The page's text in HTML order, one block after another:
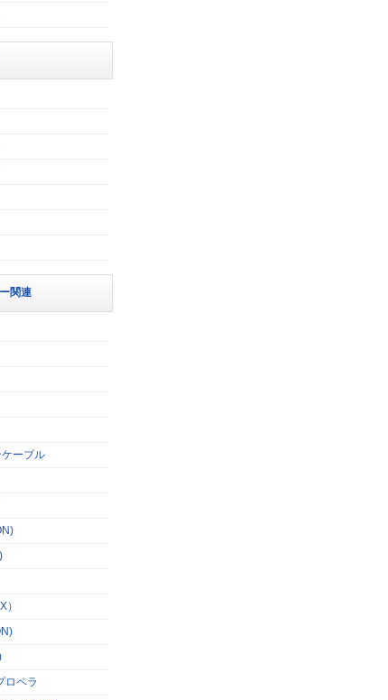
関連
ーブル
）
ロペラ